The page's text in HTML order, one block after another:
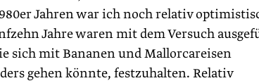
Jahren war ich noch relativ
Jahre waren mit dem Versuch
sich mit Bananen und Mallorcareisen
gehen könnte, festzuhalten. Relativ